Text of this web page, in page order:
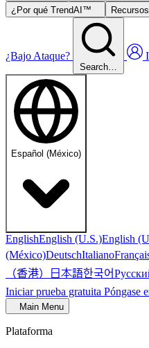
¿Por qué TrendAI™
¿Bajo Ataque?
Search…
Español (México)
EnglishEnglish (U.S.)English
(México)DeutschItaliano
（香港） 日本語한국어
Iniciar prueba gratuita Póngase
Main Menu
Plataforma